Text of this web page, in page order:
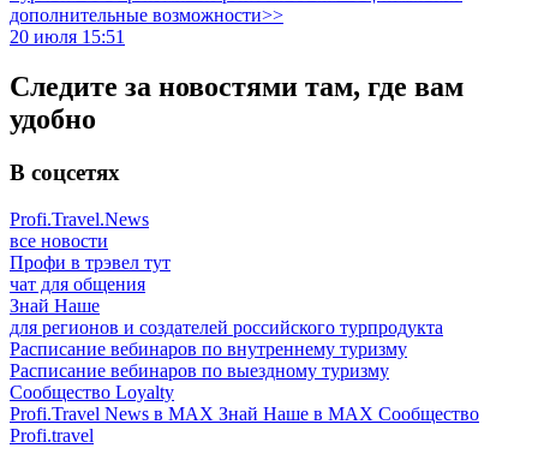
дополнительные возможности>>
20 июля 15:51
Следите за новостями там, где вам
удобно
В соцсетях
Profi.Travel.News
все новости
Профи в трэвел тут
чат для общения
Знай Наше
для регионов и создателей российского турпродукта
Расписание вебинаров по внутреннему туризму
Расписание вебинаров по выездному туризму
Сообщество Loyalty
Profi.Travel News в MAX Знай Наше в MAX Сообщество
Profi.travel